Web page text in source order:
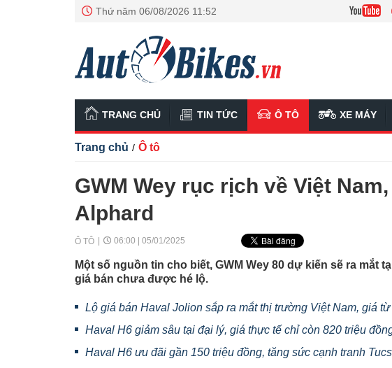
Thứ năm 06/08/2026 11:52
TRANG CHỦ TIN TỨC Ô TÔ XE MÁY
Trang chủ / Ô tô
GWM Wey rục rịch về Việt
Alphard
Ô TÔ 06:00 | 05/01/2025
Một số nguồn tin cho biết, GWM Wey 80 dự kiến sẽ ra mắt
giá bán chưa được hé lộ.
Lộ giá bán Haval Jolion sắp ra mắt thị trường Việt Nam, giá
Haval H6 giảm sâu tại đại lý, giá thực tế chỉ còn 820 triệu
Haval H6 ưu đãi gần 150 triệu đồng, tăng sức cạnh tranh